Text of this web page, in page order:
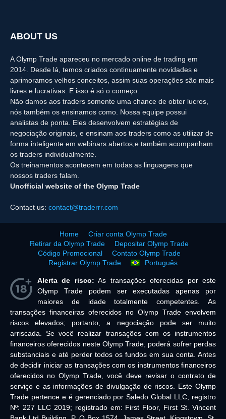
ABOUT US
A Olymp Trade apareceu no mercado online de trading em
2014. Desde lá, temos criados continuamente novidades e
aprimoramos velhos conceitos, assim suas operações são mais
livres e lucrativas. E isso é só o começo.
Não damos aos traders somente uma chance de obter lucros,
nós também os ensinamos como. Nossa equipe possui
analistas de ponta. Eles desenvolvem estratégias de
negociação originais, e ensinam aos traders como as utilizar de
forma inteligente em webinars abertos,e também acompanham
os traders individualmente.
Os treinamentos acontecem em todas as linguagens que
nossos traders falam.
Unofficial website of the Olymp Trade
Contact us: contact@traderrr.com
Home
Criar conta Olymp Trade
Retirar da Olymp Trade
Depositar Olymp Trade
Código Promocional
Contato Olymp Trade
Registrar Olymp Trade
Português
Alerta de risco: As transações oferecidas por este
Olymp Trade podem ser executadas apenas por
maiores de idade totalmente competentes. As
transações financeiras oferecidos no Olymp Trade envolvem
riscos elevados; portanto, a negociação pode ser muito
arriscada. Se você realizar transações com os instrumentos
financeiros oferecidos neste Olymp Trade, poderá sofrer perdas
substanciais e até perder todos os fundos em sua conta. Antes
de decidir iniciar as transações com os instrumentos financeiros
oferecidos no Olymp Trade, você deve revisar o contrato de
serviço e as informações de divulgação de riscos. Este Olymp
Trade pertence e é gerenciado por Saledo Global LLC; registro
Nº: 227 LLC 2019; registrado em: First Floor, First St. Vincent